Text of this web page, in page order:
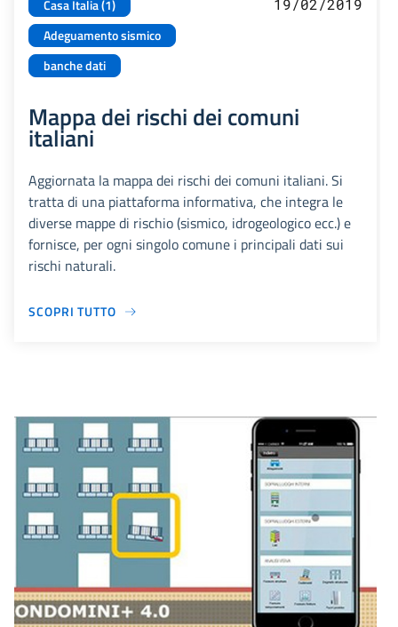
Casa Italia (1)
Adeguamento sismico
banche dati
19/02/2019
Mappa dei rischi dei comuni
italiani
Aggiornata la mappa dei rischi dei comuni italiani. Si
tratta di una piattaforma informativa, che integra le
diverse mappe di rischio (sismico, idrogeologico ecc.) e
fornisce, per ogni singolo comune i principali dati sui
rischi naturali.
SCOPRI TUTTO